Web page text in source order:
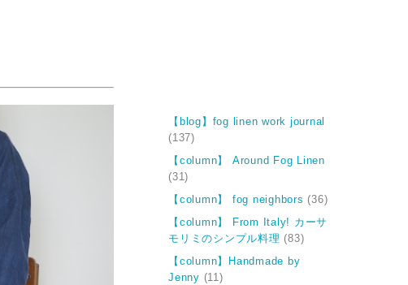
【blog】fog linen work journal
(137)
【column】 Around Fog Linen
(31)
【column】 fog neighbors (36)
【column】 From Italy! カーサ
モリミのシンプル料理 (83)
【column】Handmade by
Jenny (11)